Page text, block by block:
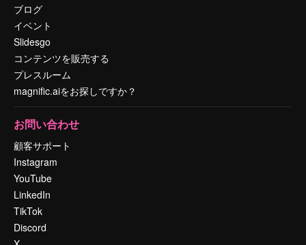
ブログ
イベント
Slidesgo
コンテンツを販売する
プレスルーム
magnific.aiをお探しですか？
お問い合わせ
顧客サポート
Instagram
YouTube
LinkedIn
TikTok
Discord